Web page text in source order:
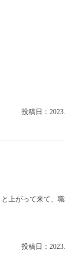
投稿日：
上がって来て、
投稿日：